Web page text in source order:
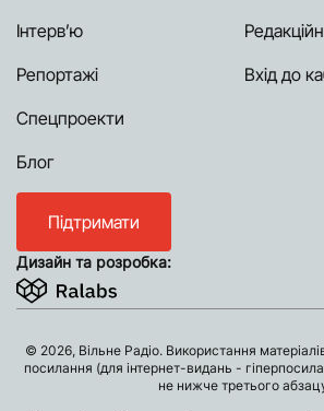
Інтерв’ю
Репортажі
Спецпроекти
Блог
Вхід до
Підтримати
Дизайн та розробка:
© 2026, Вільне Радіо. Використання
посилання (для інтернет-видань -
не нижче третього